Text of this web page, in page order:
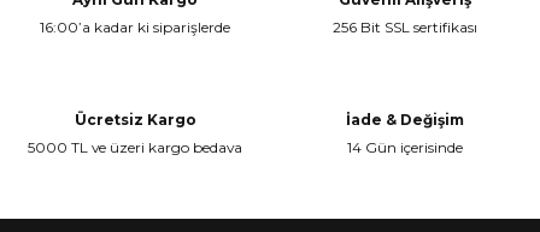
Ürün resmi kalitesiz, bozuk veya görüntülenemiyor.
16:00’a kadar ki siparişlerde
256 Bit SSL sertifikası
Ücretsiz Kargo
5000 TL ve üzeri kargo bedava
İade & Değişim
14 Gün içerisinde